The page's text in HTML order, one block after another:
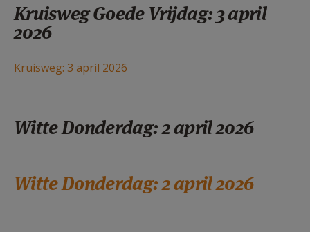
Kruisweg Goede Vrijdag: 3 april
2026
Kruisweg: 3 april 2026
Witte Donderdag: 2 april 2026
Witte Donderdag: 2 april 2026